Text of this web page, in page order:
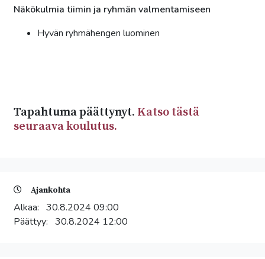
Näkökulmia tiimin ja ryhmän valmentamiseen
Hyvän ryhmähengen luominen
Tapahtuma päättynyt. Katso tästä
seuraava koulutus.
Ajankohta
Alkaa: 30.8.2024 09:00
Päättyy: 30.8.2024 12:00